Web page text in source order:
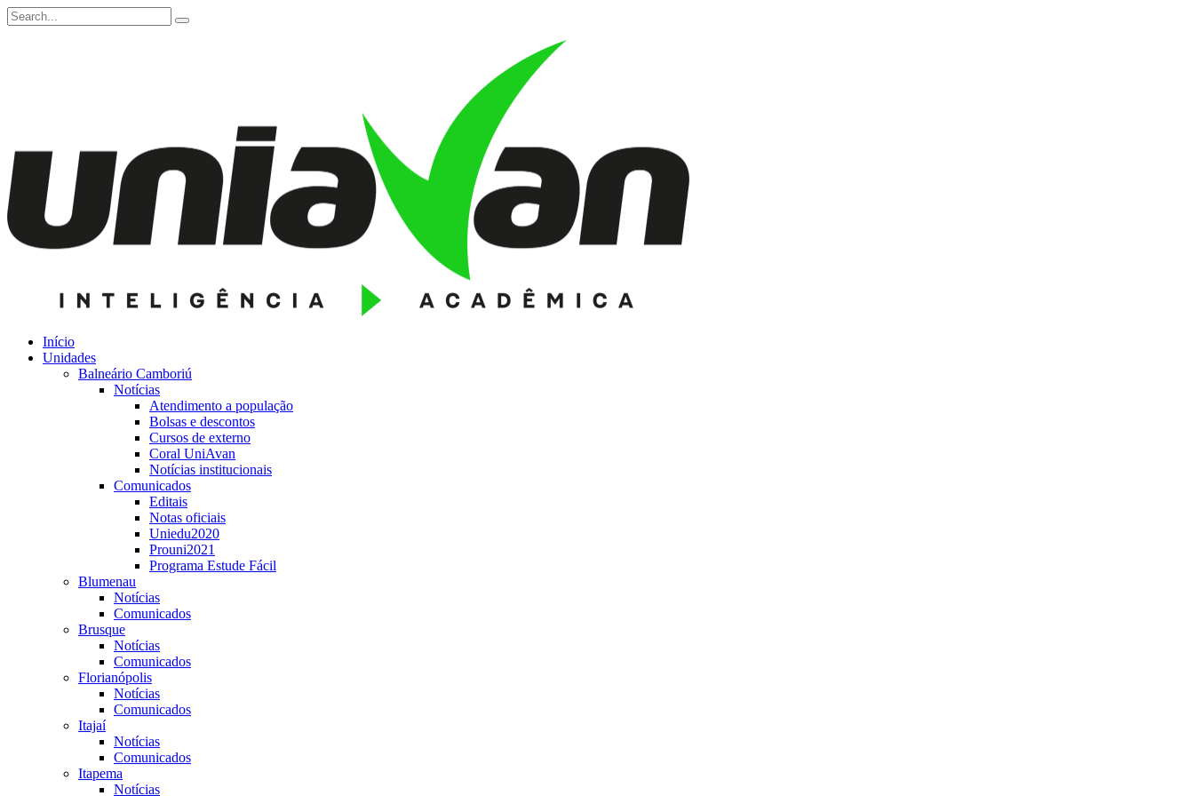
Início
Unidades
Balneário Camboriú
Notícias
Atendimento a população
Bolsas e descontos
Cursos de externo
Coral UniAvan
Notícias institucionais
Comunicados
Editais
Notas oficiais
Uniedu2020
Prouni2021
Programa Estude Fácil
Blumenau
Notícias
Comunicados
Brusque
Notícias
Comunicados
Florianópolis
Notícias
Comunicados
Itajaí
Notícias
Comunicados
Itapema
Notícias